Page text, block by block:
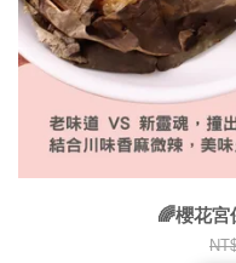
🌈櫻花宮